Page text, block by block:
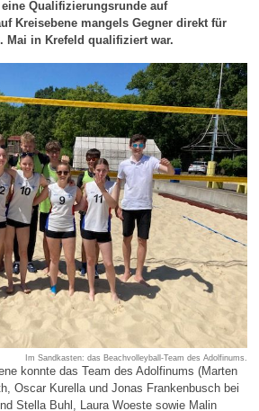
Qualifizierungsrunde auf
Kreisebene mangels Gegner direkt für
Mai in Krefeld qualifiziert war.
Im Sandkasten: das Beachvolleyball-Team des Adolfinums.
konnte das Team des Adolfinums (Marten
Oscar Kurella und Jonas Frankenbusch bei
Stella Buhl, Laura Woeste sowie Malin